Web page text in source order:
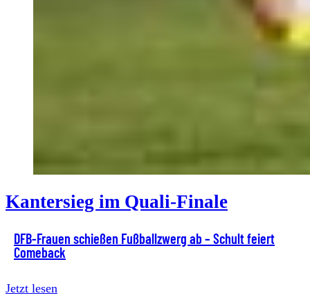
Kantersieg im Quali-Finale
DFB-Frauen schießen Fußballzwerg ab – Schult feiert
Comeback
Jetzt lesen